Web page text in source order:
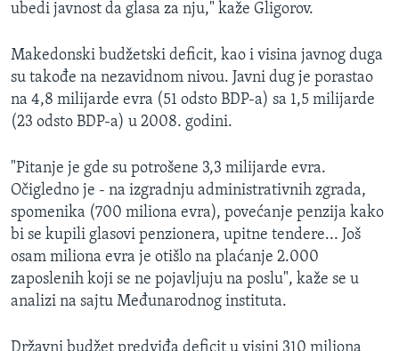
ubedi javnost da glasa za nju," kaže Gligorov.
Makedonski budžetski deficit, kao i visina javnog duga
su takođe na nezavidnom nivou. Javni dug je porastao
na 4,8 milijarde evra (51 odsto BDP-a) sa 1,5 milijarde
(23 odsto BDP-a) u 2008. godini.
"Pitanje je gde su potrošene 3,3 milijarde evra.
Očigledno je - na izgradnju administrativnih zgrada,
spomenika (700 miliona evra), povećanje penzija kako
bi se kupili glasovi penzionera, upitne tendere... Još
osam miliona evra je otišlo na plaćanje 2.000
zaposlenih koji se ne pojavljuju na poslu", kaže se u
analizi na sajtu Međunarodnog instituta.